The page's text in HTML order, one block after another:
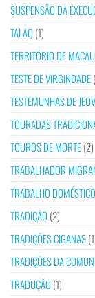
SUSPENSÃO DA
TALAQ(1)
TERRITÓRIO DE MACAU
TESTE DE VIRGINDADE
TESTEMUNHAS DE
TOURADAS
TOUROS DE MORTE(2)
TRABALHADOR
TRABALHO DOMÉSTICO
TRADIÇÃO (2)
TRADIÇÕES CIGANAS
TRADIÇÕES DA
TRADUÇÃO (1)